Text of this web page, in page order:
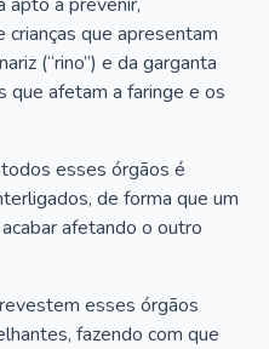
que apresentam
(“rino”) e da garganta
que afetam a faringe e os
esses órgãos é
de forma que um
afetando o outro
esses órgãos
fazendo com que